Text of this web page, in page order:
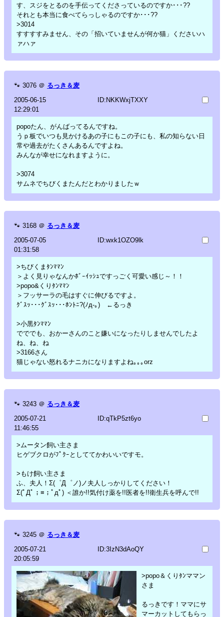
す、スジをとるのを手伝ってくださっているのですか･･･??
それとも本当に食べてらっしゃるのですか･･･??
>3014
すすすすみません、その「招いていませんが何か猫」くださいハ
ァハァ
🐾 3076 ＠ るっき＆麦
2005-06-15
12:29:01
ID:NKKWxjTXXY
popoたん、がんばってるんですね。
うｐ板でいつも見かけるあの子にもこの子にも、私の知らない日
常や過去がたくさんあるんですよね。
みんなが幸せになれますように。
>3074
サムネでちびくまたんだとわかりましたｗ
🐾 3168 ＠ るっき＆麦
2005-07-05
01:31:58
ID:wxk1OZO9lk
>ちびくまﾀﾝﾏﾏﾝ
＞よく見りゃなんかﾎﾞｰｲｯｼｭですっごく可愛い感じ～！！
>popo&くりﾀﾝﾏﾏﾝ
＞フッサーラの毛はすぐに伸びるですよ。
ｸﾞｽｯ･･･ｸﾞｽｯ･･･ﾎﾝﾄﾆ?(ﾉд-｡) ←るっき
>小黒ﾀﾝﾏﾏﾝ
でででも、おかーさんのこと嫌いになったりしませんでしたよ
ね、ね、ね
>3166さん
猫じゃない怒れるナニカになりますよね｡｡｡orz
🐾 3243 ＠ るっき＆麦
2005-07-21
11:46:55
ID:qTkP5zt6yo
>ムータン飼い主さま
ヒゲブクロがﾌﾟｸｰとしててかわいいですモ。
>もけ飼い主さま
ふ、夫人！Σ(゜Д゜ノ)ノ夫人しっかりしてください！
Σ(ﾟДﾟ；≡；ﾟдﾟ) ＜誰か!!気付け薬を!!医者を!!衛生兵を呼んで!!
🐾 3245 ＠ るっき＆麦
2005-07-21
20:05:59
ID:3IzN3dAoQY
>popo＆くりﾀﾝママン
さま
るっきです！ママにサ
マーカットしてもらっ